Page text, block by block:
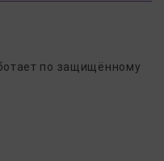
по защищённому